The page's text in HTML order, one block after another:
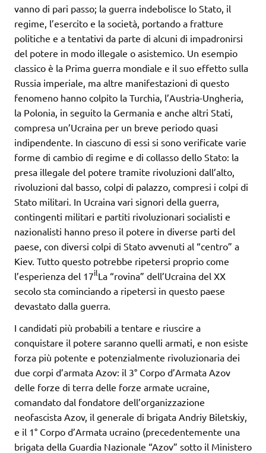
vanno di pari passo; la guerra indebolisce lo Stato, il
regime, l’esercito e la società, portando a fratture
politiche e a tentativi da parte di alcuni di impadronirsi
del potere in modo illegale o asistemico. Un esempio
classico è la Prima guerra mondiale e il suo effetto sulla
Russia imperiale, ma altre manifestazioni di questo
fenomeno hanno colpito la Turchia, l’Austria-Ungheria,
la Polonia, in seguito la Germania e anche altri Stati,
compresa un’Ucraina per un breve periodo quasi
indipendente. In ciascuno di essi si sono verificate varie
forme di cambio di regime e di collasso dello Stato: la
presa illegale del potere tramite rivoluzioni dall’alto,
rivoluzioni dal basso, colpi di palazzo, compresi i colpi di
Stato militari. In Ucraina vari signori della guerra,
contingenti militari e partiti rivoluzionari socialisti e
nazionalisti hanno preso il potere in diverse parti del
paese, con diversi colpi di Stato avvenuti al “centro” a
Kiev. Tutto questo potrebbe ripetersi proprio come
l’esperienza del 17ilLa “rovina” dell’Ucraina del XX
secolo sta cominciando a ripetersi in questo paese
devastato dalla guerra.
I candidati più probabili a tentare e riuscire a
conquistare il potere saranno quelli armati, e non esiste
forza più potente e potenzialmente rivoluzionaria dei
due corpi d’armata Azov: il 3° Corpo d’Armata Azov
delle forze di terra delle forze armate ucraine,
comandato dal fondatore dell’organizzazione
neofascista Azov, il generale di brigata Andriy Biletskiy,
e il 1° Corpo d’Armata ucraino (precedentemente una
brigata della Guardia Nazionale “Azov” sotto il Ministero